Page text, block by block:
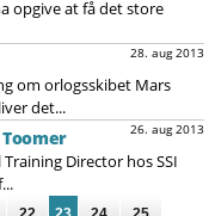
opgive at få det store
28. aug 2013
om orlogsskibet Mars
det...
26. aug 2013
Director hos SSI